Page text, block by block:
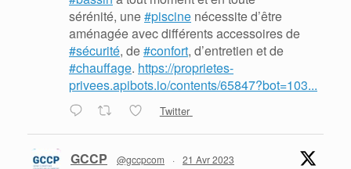
sérénité, une#piscine nécessite d’être
aménagée avec différents accessoires de
#sécurité, de#confort, d’entretien et de
#chauffage. https://proprietes-
privees.apibots.io/contents/65847?bot=103...
Twitter
GCCP @gccpcom · 21 Avr 2023